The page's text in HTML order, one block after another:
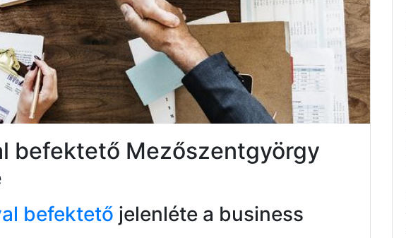
befektető Mezőszentgyörgy
befektető jelenléte a business